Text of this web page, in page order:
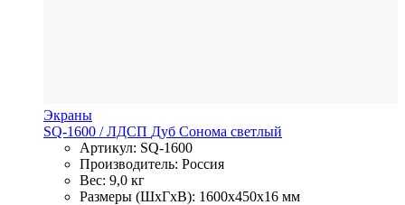
Экраны
SQ-1600 / ЛДСП Дуб Сонома светлый
Артикул: SQ-1600
Производитель: Россия
Вес: 9,0 кг
Размеры (ШхГхВ): 1600x450x16 мм